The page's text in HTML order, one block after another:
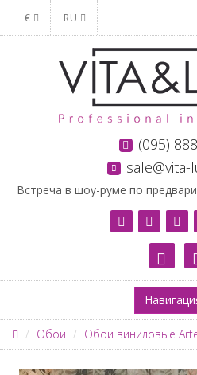
€ RU
(095)
Встреча в шоу-руме по
Обои Обои виниловые